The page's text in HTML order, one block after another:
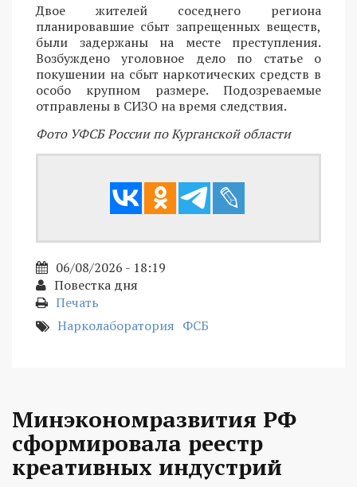
Двое жителей соседнего региона
планировавшие сбыт запрещенных веществ,
были задержаны на месте преступления.
Возбуждено уголовное дело по статье о
покушении на сбыт наркотических средств в
особо крупном размере. Подозреваемые
отправлены в СИЗО на время следствия.
Фото УФСБ России по Курганской области
06/08/2026 - 18:19
Повестка дня
Печать
Нарколаборатория ФСБ
Минэкономразвития РФ
сформировала реестр
креативных индустрий